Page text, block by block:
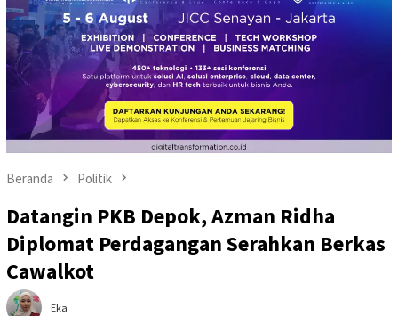
Beranda Politik
Datangin PKB Depok, Azman Ridha
Diplomat Perdagangan Serahkan Berkas
Cawalkot
Eka